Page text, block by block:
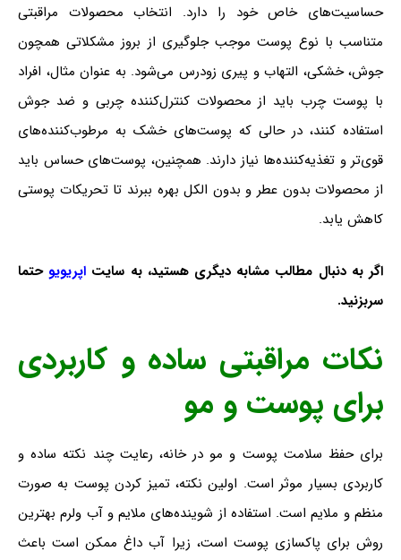
حساسیت‌های خاص خود را دارد. انتخاب محصولات مراقبتی
متناسب با نوع پوست موجب جلوگیری از بروز مشکلاتی همچون
جوش، خشکی، التهاب و پیری زودرس می‌شود. به عنوان مثال، افراد
با پوست چرب باید از محصولات کنترل‌کننده چربی و ضد جوش
استفاده کنند، در حالی که پوست‌های خشک به مرطوب‌کننده‌های
قوی‌تر و تغذیه‌کننده‌ها نیاز دارند. همچنین، پوست‌های حساس باید
از محصولات بدون عطر و بدون الکل بهره ببرند تا تحریکات پوستی
کاهش یابد.
اگر به دنبال مطالب مشابه دیگری هستید، به سایت اپریویو حتما
سربزنید.
نکات مراقبتی ساده و کاربردی
برای پوست و مو
برای حفظ سلامت پوست و مو در خانه، رعایت چند نکته ساده و
کاربردی بسیار موثر است. اولین نکته، تمیز کردن پوست به صورت
منظم و ملایم است. استفاده از شوینده‌های ملایم و آب ولرم بهترین
روش برای پاکسازی پوست است، زیرا آب داغ ممکن است باعث